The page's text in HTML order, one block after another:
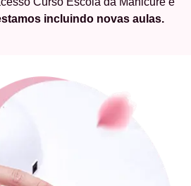
incluindo novas aulas.